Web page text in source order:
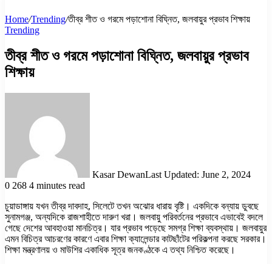
Home/Trending/তীব্র শীত ও গরমে পড়াশোনা বিঘ্নিত, জলবায়ুর প্রভাব শিক্ষায়
Trending
তীব্র শীত ও গরমে পড়াশোনা বিঘ্নিত, জলবায়ুর প্রভাব
শিক্ষায়
Kasar DewanLast Updated: June 2, 2024
0 268 4 minutes read
চুয়াডাঙ্গায় যখন তীব্র দাবদাহ, সিলেটে তখন অঝোর ধারায় বৃষ্টি। একদিকে বন্যায় ডুবছে
সুনামগঞ্জ, অন্যদিকে রাজশাহীতে দারুণ খরা। জলবায়ু পরিবর্তনের প্রভাবে এভাবেই বদলে
গেছে দেশের আবহাওয়া মানচিত্র। যার প্রভাব পড়েছে সমগ্র শিক্ষা ব্যবস্থায়। জলবায়ুর
এমন বিচিত্র আচরণের কারণে এবার শিক্ষা ক্যালেন্ডার কাটছাঁটের পরিকল্পনা করছে সরকার।
শিক্ষা মন্ত্রণালয় ও মাউশির একাধিক সূত্র জনকণ্ঠকে এ তথ্য নিশ্চিত করেছে।